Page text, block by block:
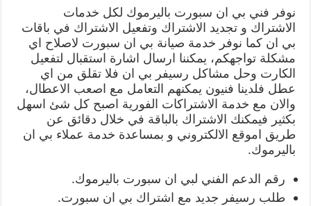
نوفر فني بي ان سبورت باليرموك لكل خدمات
الاشتراك و تجديد الاشتراك وتفعيل الاشتراك في باقات
بي ان كما نوفر خدمة صيانة بي ان سبورت لاصلاح اي
مشكلة تواجهكم، يمكننا ارسال اشارة استقبال لتفعيل
الكارت وحل مشاكل رسيفر بي ان فلا تقلق من اي
عطل فلدينا فنيون يمكنهم التعامل مع اصعب الاعطال،
والان مع خدمة الاشتراكات الفورية اصبح كل شئ اسهل
بكثير فيمكنك الاشتراك بالباقة في خلال دقائق عن
طريق اموقع الالكتروني و بمساعدة خدمة عملاء بي ان
باليرموك.
رقم الدعم الفني لبي ان سبورت باليرموك.
طلب رسيفر جديد مع اشتراك بي ان سبورت.